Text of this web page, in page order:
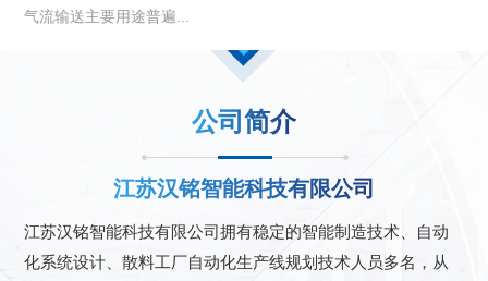
气流输送主要用途普遍...
公司简介
江苏汉铭智能科技有限公司
江苏汉铭智能科技有限公司拥有稳定的智能制造技术、自动
化系统设计、散料工厂自动化生产线规划技术人员多名，从